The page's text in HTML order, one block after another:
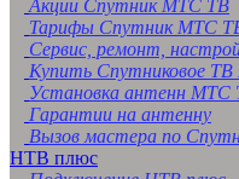
Акции Спутник МТС ТВ
Тарифы Спутник МТС
Сервис, ремонт,
Купить Спутниковое
Установка антенн МТС
Гарантии на антенну
Вызов мастера по
НТВ плюс